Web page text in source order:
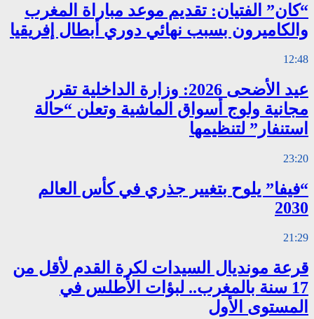
“كان” الفتيان: تقديم موعد مباراة المغرب
والكاميرون بسبب نهائي دوري أبطال إفريقيا
12:48
عيد الأضحى 2026: وزارة الداخلية تقرر
مجانية ولوج أسواق الماشية وتعلن “حالة
استنفار” لتنظيمها
23:20
“فيفا” يلوح بتغيير جذري في كأس العالم
2030
21:29
قرعة مونديال السيدات لكرة القدم لأقل من
17 سنة بالمغرب.. لبؤات الأطلس في
المستوى الأول